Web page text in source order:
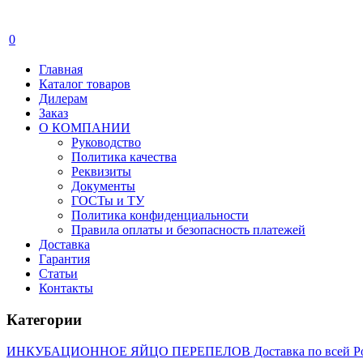
0
Главная
Каталог товаров
Дилерам
Заказ
О КОМПАНИИ
Руководство
Политика качества
Реквизиты
Документы
ГОСТы и ТУ
Политика конфиденциальности
Правила оплаты и безопасность платежей
Доставка
Гарантия
Статьи
Контакты
Категории
ИНКУБАЦИОННОЕ ЯЙЦО ПЕРЕПЕЛОВ Доставка по всей